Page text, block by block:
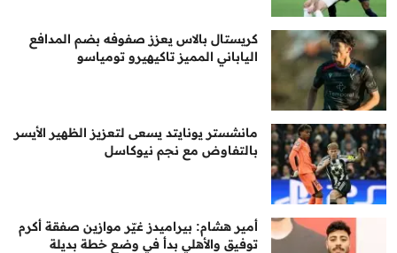
كريستال بالاس يعزز صفوفه بضم المدافع
الياباني المميز تاكيهيرو تومياسو
مانشستر يونايتد يسعى لتعزيز الظهير الأيسر
بالتفاوض مع نجم نيوكاسل
أمير هشام: بيراميدز غيّر موازين صفقة أكرم
توفيق والأهلي بدأ في وضع خطة بديلة